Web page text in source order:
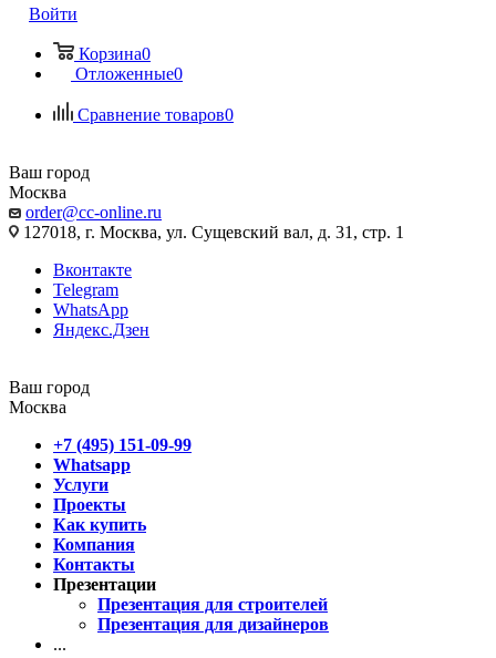
Войти
Корзина0
Отложенные0
Сравнение товаров0
Ваш город
Москва
order@cc-online.ru
127018, г. Москва, ул. Сущевский вал, д. 31, стр. 1
Вконтакте
Telegram
WhatsApp
Яндекс.Дзен
Ваш город
Москва
+7 (495) 151-09-99
Whatsapp
Услуги
Проекты
Как купить
Компания
Контакты
Презентации
Презентация для строителей
Презентация для дизайнеров
...